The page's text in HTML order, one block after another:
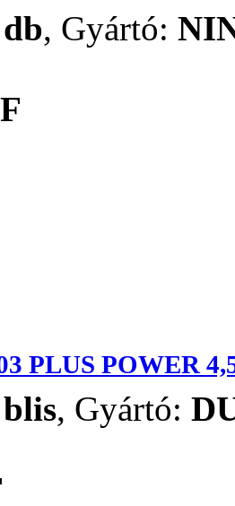
db, Gyártó:
PLUS POWER
blis, Gyártó: